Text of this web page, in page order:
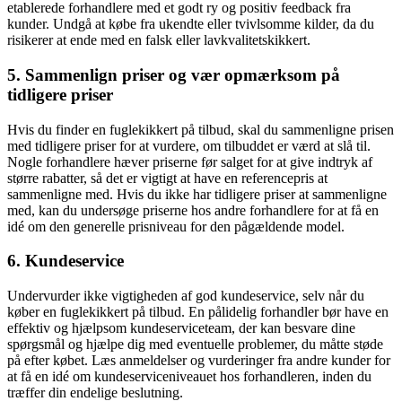
etablerede forhandlere med et godt ry og positiv feedback fra
kunder. Undgå at købe fra ukendte eller tvivlsomme kilder, da du
risikerer at ende med en falsk eller lavkvalitetskikkert.
5. Sammenlign priser og vær opmærksom på
tidligere priser
Hvis du finder en fuglekikkert på tilbud, skal du sammenligne prisen
med tidligere priser for at vurdere, om tilbuddet er værd at slå til.
Nogle forhandlere hæver priserne før salget for at give indtryk af
større rabatter, så det er vigtigt at have en referencepris at
sammenligne med. Hvis du ikke har tidligere priser at sammenligne
med, kan du undersøge priserne hos andre forhandlere for at få en
idé om den generelle prisniveau for den pågældende model.
6. Kundeservice
Undervurder ikke vigtigheden af god kundeservice, selv når du
køber en fuglekikkert på tilbud. En pålidelig forhandler bør have en
effektiv og hjælpsom kundeserviceteam, der kan besvare dine
spørgsmål og hjælpe dig med eventuelle problemer, du måtte støde
på efter købet. Læs anmeldelser og vurderinger fra andre kunder for
at få en idé om kundeserviceniveauet hos forhandleren, inden du
træffer din endelige beslutning.